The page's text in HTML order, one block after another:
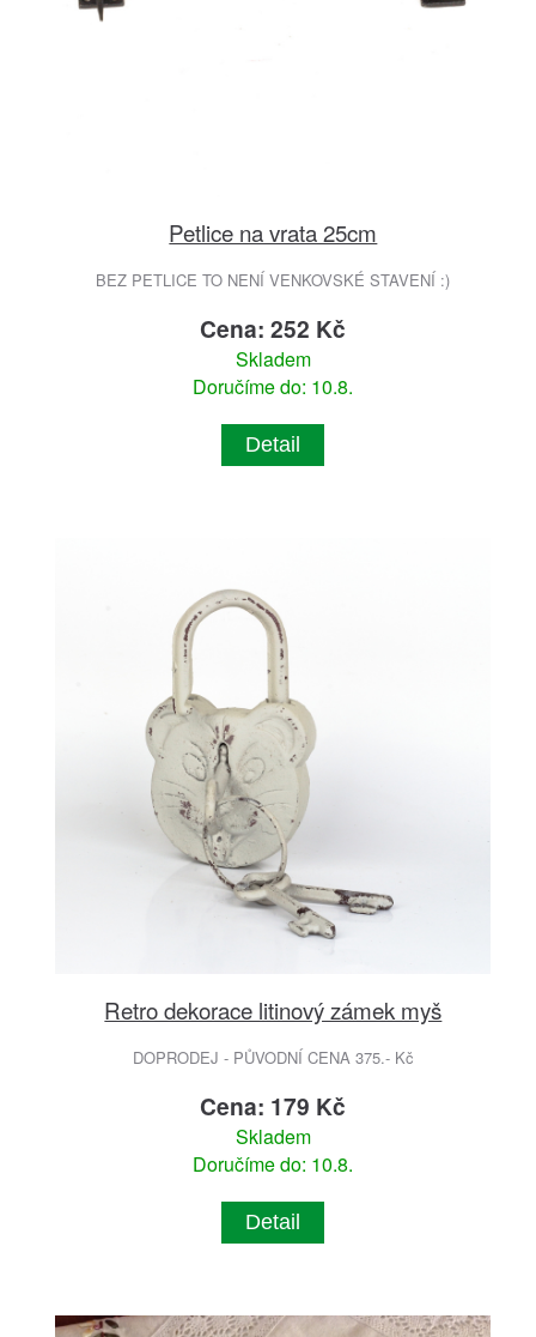
Petlice na vrata 25cm
BEZ PETLICE TO NENÍ VENKOVSKÉ STAVENÍ :)
Cena: 252 Kč
Skladem
Doručíme do: 10.8.
Detail
Retro dekorace litinový zámek myš
DOPRODEJ - PŮVODNÍ CENA 375.- Kč
Cena: 179 Kč
Skladem
Doručíme do: 10.8.
Detail